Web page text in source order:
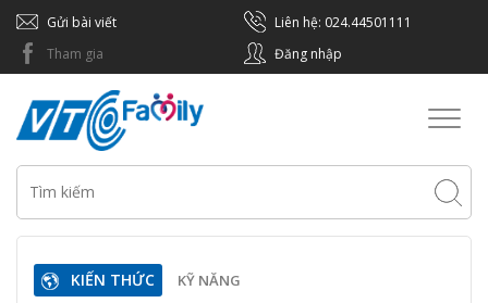
Gửi bài viết
Liên hệ: 024.44501111
Tham gia
Đăng nhập
KIẾN THỨC KỸ NĂNG